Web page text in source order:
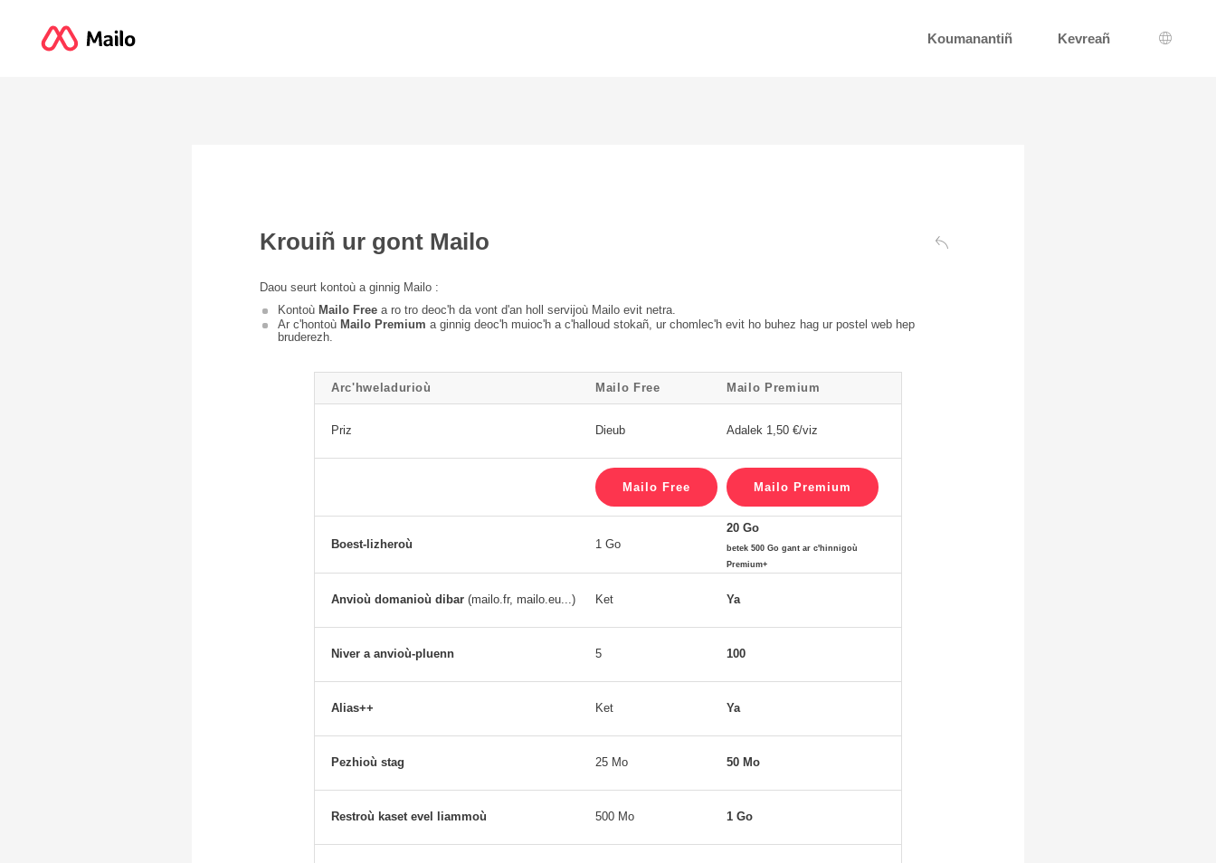
Koumanantiñ Kevreañ
Dibab
Krouiñ ur gont Mailo War-gil
Daou seurt kontoù a ginnig Mailo :
Kontoù Mailo Free a ro tro deoc'h da vont d'an holl servijoù Mailo evit netra.
Ar c'hontoù Mailo Premium a ginnig deoc'h muioc'h a c'halloud stokañ, ur chomlec'h evit ho buhez hag ur postel web hep
bruderezh.
Arc'hweladurioù Mailo Free Mailo Premium
Priz Dieub Adalek 1,50 €/viz
Boest-lizheroù 1 Go
20 Go
betek 500 Go gant ar c'hinnigoù
Premium+
Anvioù domanioù dibar (mailo.fr, mailo.eu...) Ket Ya
Niver a anvioù-pluenn 5 100
Alias++ Ket Ya
Pezhioù stag 25 Mo 50 Mo
Restroù kaset evel liammoù 500 Mo 1 Go